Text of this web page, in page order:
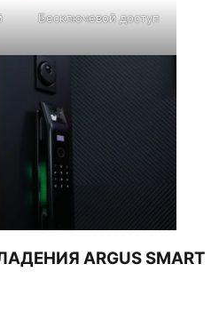
Бесключевой доступ
ARGUS SMART